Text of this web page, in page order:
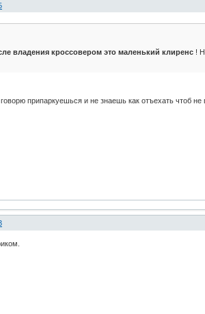
владения кроссовером это маленький клиренс!
припаркуешься и не знаешь как отъехать чтоб